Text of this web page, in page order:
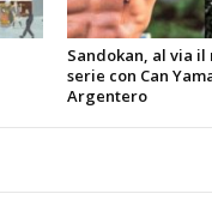
Sandokan, al via
serie con Can
Argentero